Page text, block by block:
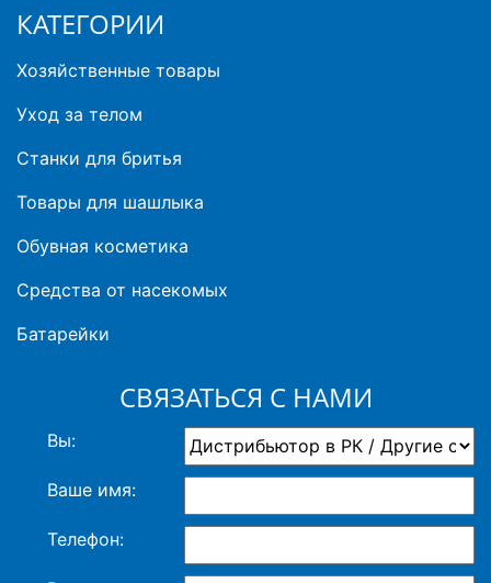
КАТЕГОРИИ
Хозяйственные товары
Уход за телом
Станки для бритья
Товары для шашлыка
Обувная косметика
Средства от насекомых
Батарейки
СВЯЗАТЬСЯ С НАМИ
Вы:
Ваше имя:
Телефон: